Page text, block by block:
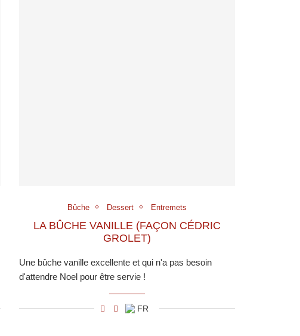
Bûche Dessert Entremets
LA BÛCHE VANILLE (FAÇON CÉDRIC
GROLET)
Une bûche vanille excellente et qui n'a pas besoin
d'attendre Noel pour être servie !
FR